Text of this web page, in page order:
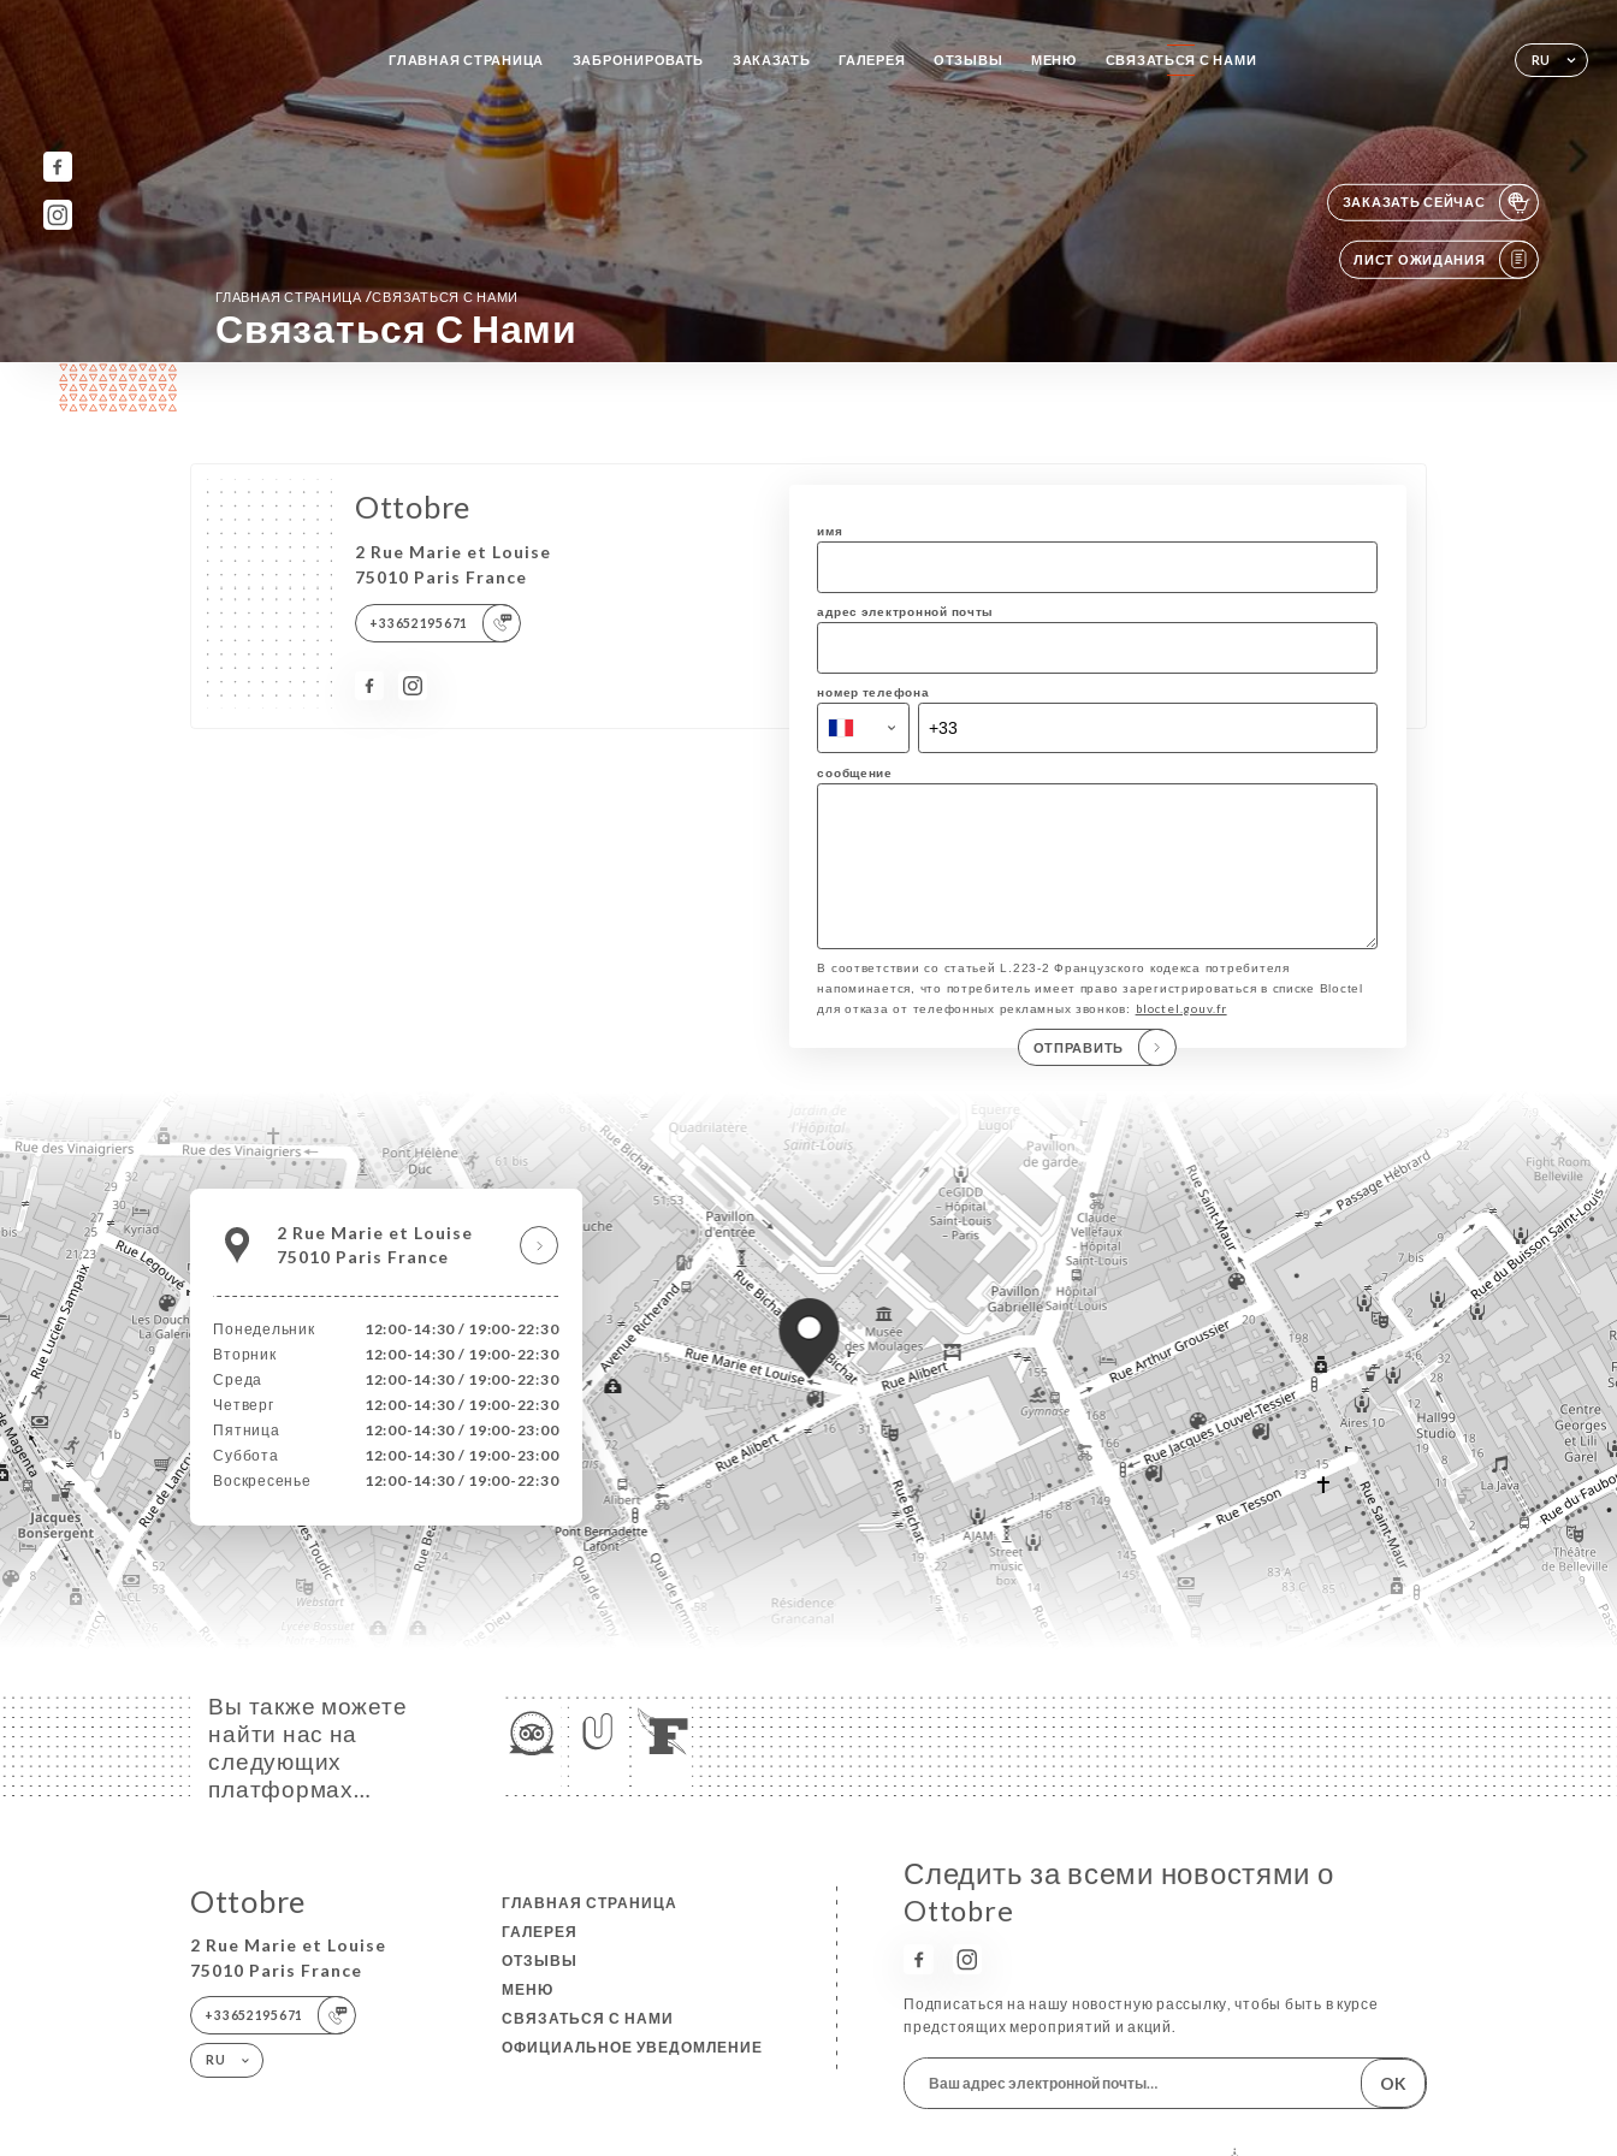
RU
ГЛАВНАЯ СТРАНИЦА ЗАБРОНИРОВАТЬ ЗАКАЗАТЬ ГАЛЕРЕЯ ОТЗЫВЫ МЕНЮ СВЯЗАТЬСЯ С НАМИ
ЗАКАЗАТЬ СЕЙЧАС
ЛИСТ ОЖИДАНИЯ
ГЛАВНАЯ СТРАНИЦА /СВЯЗАТЬСЯ С НАМИ
Связаться С Нами
Ottobre
2 Rue Marie et Louise
75010 Paris France
+33652195671
имя
адрес электронной почты
номер телефона
сообщение
В соответствии со статьей L.223-2 Французского кодекса потребителя
напоминается, что потребитель имеет право зарегистрироваться в списке Bloctel
для отказа от телефонных рекламных звонков:
bloctel.gouv.fr
ОТПРАВИТЬ
2 Rue Marie et Louise
75010 Paris France
Понедельник
12:00-14:30 / 19:00-22:30
Вторник
12:00-14:30 / 19:00-22:30
Среда
12:00-14:30 / 19:00-22:30
Четверг
12:00-14:30 / 19:00-22:30
Пятница
12:00-14:30 / 19:00-23:00
Суббота
12:00-14:30 / 19:00-23:00
Воскресенье
12:00-14:30 / 19:00-22:30
Вы также можете
найти нас на
следующих
платформах…
Ottobre
2 Rue Marie et Louise
75010 Paris France
+33652195671
RU
ГЛАВНАЯ СТРАНИЦА
ГАЛЕРЕЯ
ОТЗЫВЫ
МЕНЮ
СВЯЗАТЬСЯ С НАМИ
ОФИЦИАЛЬНОЕ УВЕДОМЛЕНИЕ
Следить за всеми новостями о
Ottobre
Подписаться на нашу новостную рассылку, чтобы быть в курсе
предстоящих мероприятий и акций.
OK